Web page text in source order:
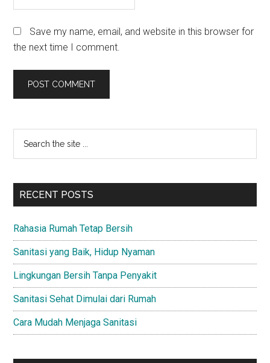
Save my name, email, and website in this browser for
the next time I comment.
Primary
Sidebar
...
RECENT POSTS
Rahasia Rumah Tetap Bersih
Sanitasi yang Baik, Hidup Nyaman
Lingkungan Bersih Tanpa Penyakit
Sanitasi Sehat Dimulai dari Rumah
Cara Mudah Menjaga Sanitasi